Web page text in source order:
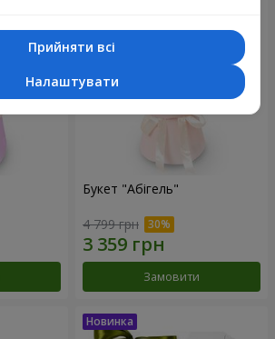
Букет "Абігель"
4 799 грн
Замовити
Прийняти всі
Налаштувати